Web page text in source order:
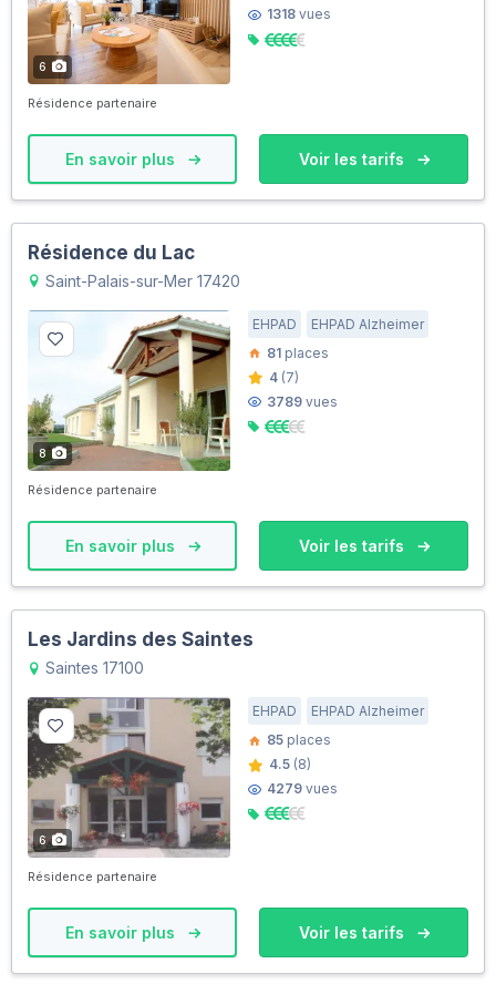
6
1318 vues
Résidence partenaire
En savoir plus Voir les tarifs
Résidence du Lac
Saint-Palais-sur-Mer 17420
8
EHPAD
EHPAD Alzheimer
81 places
4 (7)
3789 vues
Résidence partenaire
En savoir plus Voir les tarifs
Les Jardins des Saintes
Saintes 17100
6
EHPAD
EHPAD Alzheimer
85 places
4.5 (8)
4279 vues
Résidence partenaire
En savoir plus Voir les tarifs